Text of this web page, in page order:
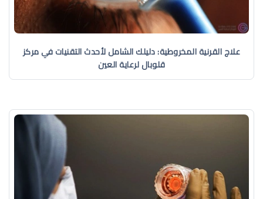
علاج القرنية المخروطية: دليلك الشامل لأحدث التقنيات في مركز
قلوبال لرعاية العين